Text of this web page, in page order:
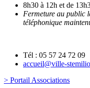
8h30 à 12h et de
Fermeture au public
téléphonique
Tél : 05 57 24 72 09
accueil@ville-
> Portail Associations